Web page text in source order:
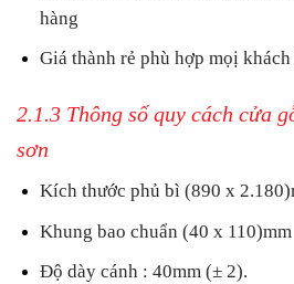
hàng
Giá thành rẻ phù hợp mọị khách
2.1.3 Thông số quy cách cửa
sơn
Kích thước phủ bì (890 x
Khung bao chuẩn (40 x 110)mm
Độ dày cánh : 40mm (± 2).